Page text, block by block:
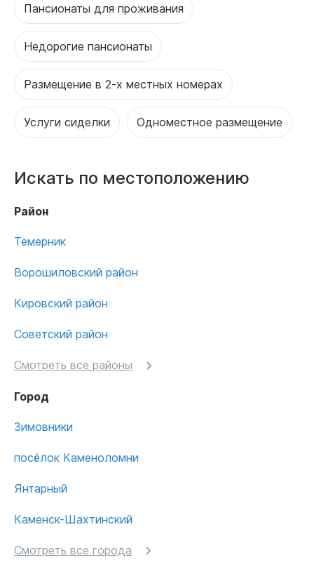
Пансионаты для проживания
Недорогие пансионаты
Размещение в 2-х местных номерах
Услуги сиделки Одноместное размещение
Искать по местоположению
Район
Темерник
Ворошиловский район
Кировский район
Советский район
Смотреть все районы
Город
Зимовники
посёлок Каменоломни
Янтарный
Каменск-Шахтинский
Смотреть все города